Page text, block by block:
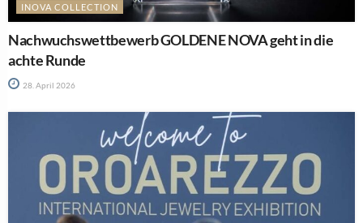
INOVA COLLECTION
Nachwuchswettbewerb GOLDENE NOVA geht in die
achte Runde
28. April 2026